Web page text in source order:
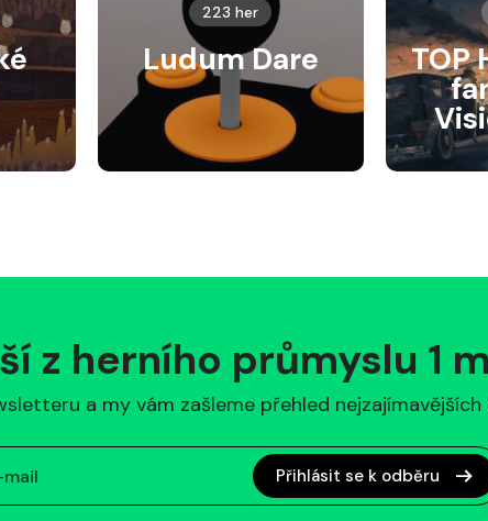
223 her
Ludum Dare TOP
z herního průmyslu 1
a my vám zašleme přehled nejzajímavějších
Přihlásit se k odběru